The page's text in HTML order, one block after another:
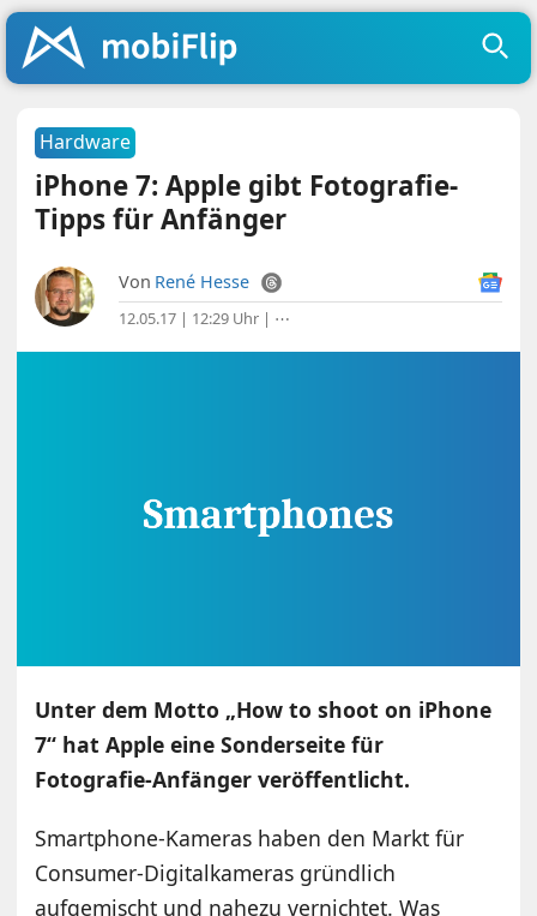
Hardware
iPhone 7: Apple gibt Fotografie-
Tipps für Anfänger
Von René Hesse
12.05.17 | 12:29 Uhr | ⋯
Unter dem Motto „How to shoot on iPhone
7“ hat Apple eine Sonderseite für
Fotografie-Anfänger veröffentlicht.
Smartphone-Kameras haben den Markt für
Consumer-Digitalkameras gründlich
aufgemischt und nahezu vernichtet. Was